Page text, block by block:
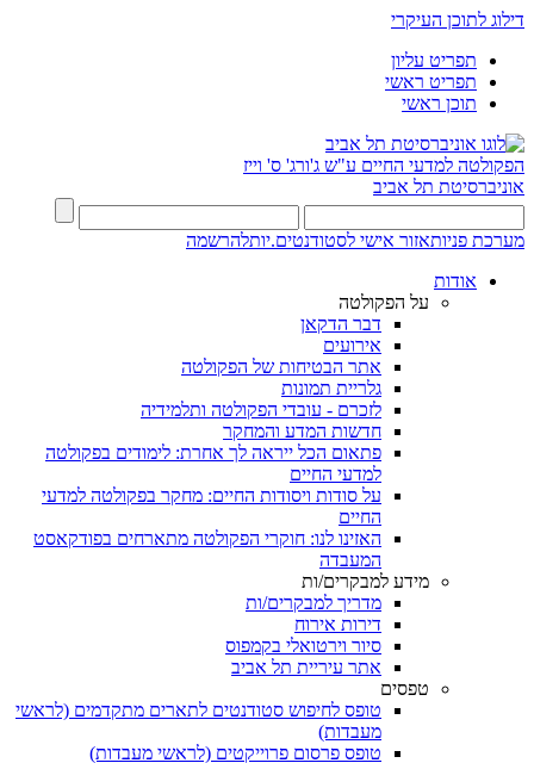
דילוג לתוכן העיקרי
תפריט עליון
תפריט ראשי
תוכן ראשי
הפקולטה למדעי החיים ע"ש ג'ורג' ס' וייז
אוניברסיטת תל אביב
מערכת פניותאזור אישי לסטודנטים.יותלהרשמה
אודות
על הפקולטה
דבר הדקאן
אירועים
אתר הבטיחות של הפקולטה
גלריית תמונות
לזכרם - עובדי הפקולטה ותלמידיה
חדשות המדע והמחקר
פתאום הכל ייראה לך אחרת: לימודים בפקולטה
למדעי החיים
על סודות ויסודות החיים: מחקר בפקולטה למדעי
החיים
האזינו לנו: חוקרי הפקולטה מתארחים בפודקאסט
המעבדה
מידע למבקרים/ות
מדריך למבקרים/ות
דירות אירוח
סיור וירטואלי בקמפוס
אתר עיריית תל אביב
טפסים
טופס לחיפוש סטודנטים לתארים מתקדמים (לראשי
מעבדות)
טופס פרסום פרוייקטים (לראשי מעבדות)